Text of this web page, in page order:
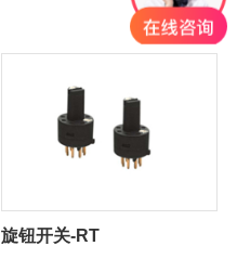
旋钮开关-RT